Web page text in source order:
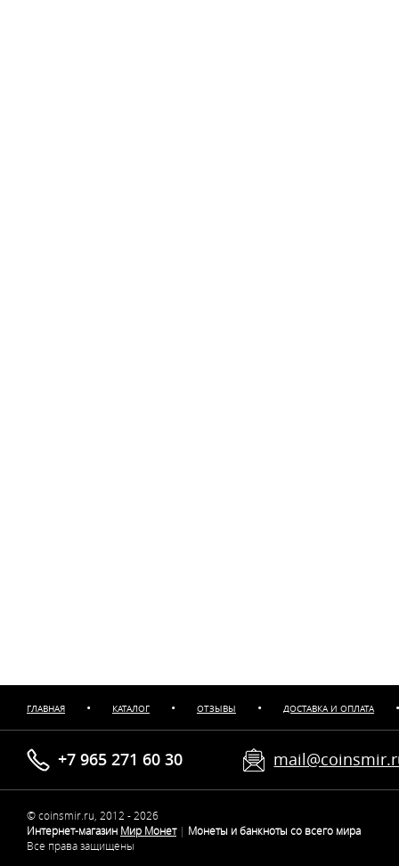
ГЛАВНАЯ • КАТАЛОГ • ОТЗЫВЫ • ДОСТАВКА И ОПЛАТА •
+7 965 271 60 30
© coinsmir.ru, 2012 - 2026
Интернет-магазин Мир Монет | Монеты и банкноты со всего мира
Все права защищены